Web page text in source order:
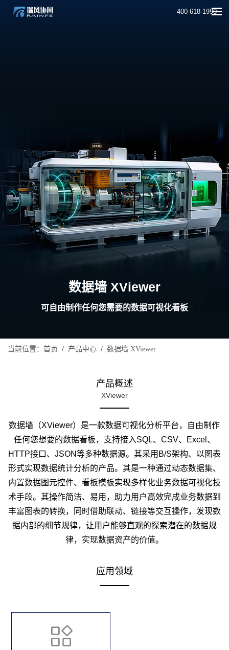
400-618-1990
数据墙 XViewer
可自由制作任何您需要的数据可视化看板
当前位置： 首页 / 产品中心 / 数据墙 XViewer
产品概述
XViewer
数据墙（XViewer）是一款数据可视化分析平台，自由制作
任何您想要的数据看板，支持接入SQL、CSV、Excel、
HTTP接口、JSON等多种数据源。其采用B/S架构、以图表
形式实现数据统计分析的产品。其是一种通过动态数据集、
内置数据图元控件、看板模板实现多样化业务数据可视化技
术手段。其操作简洁、易用，助力用户高效完成业务数据到
丰富图表的转换，同时借助联动、链接等交互操作，发现数
据内部的细节规律，让用户能够直观的探索潜在的数据规
律，实现数据资产的价值。
应用领域